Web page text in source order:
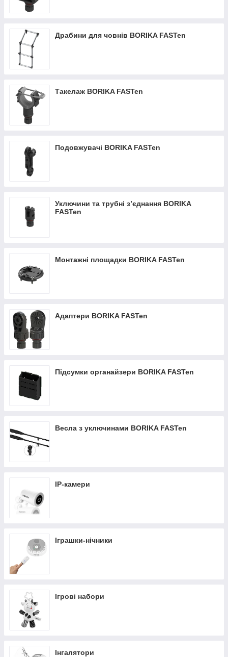
Драбини для човнів BORIKA FASTen
Такелаж BORIKA FASTen
Подовжувачі BORIKA FASTen
Уключини та трубні з’єднання BORIKA
FASTen
Монтажні площадки BORIKA FASTen
Адаптери BORIKA FASTen
Підсумки органайзери BORIKA FASTen
Весла з уключинами BORIKA FASTen
IP-камери
Іграшки-нічники
Ігрові набори
Інгалятори